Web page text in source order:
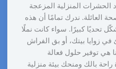
المنزلية المزعجة
العائلة. ندرك تمامًا أن هذه
تحديًا كبيرًا. سواء كانت نملًا
زوايا بيتك، أو بق الفراش
هي توفير حلول فعالة
بالك ومنحك بيئة منزلية